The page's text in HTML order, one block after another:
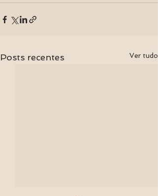
Posts recentes Ver tudo